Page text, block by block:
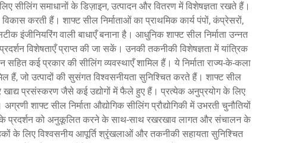
सीलिंग समाधानों के डिज़ाइन, उत्पादन और वितरण में विशेषज्ञता रखते हैं।
करती हैं। शाफ्ट सील निर्माताओं का प्राथमिक कार्य पंपों, कंप्रेसरों,
इंजीनियरिंग वाली बाधाएँ बनाना है। आधुनिक शाफ्ट सील निर्माता उन्नत
विशेषताएँ प्राप्त की जा सकें। उनकी तकनीकी विशेषज्ञता में यांत्रिक
कई प्रकार की सीलिंग व्यवस्थाएँ शामिल हैं। ये निर्माता राज्य-के-कला
हैं, जो उत्पादों की सुसंगत विश्वसनीयता सुनिश्चित करते हैं। शाफ्ट सील
खाद्य प्रसंस्करण जैसे कई उद्योगों में फैले हुए हैं। प्रत्येक अनुप्रयोग के लिए
शाफ्ट सील निर्माता औद्योगिक सीलिंग प्रौद्योगिकी में उभरती चुनौतियों
के प्रदर्शन को अनुकूलित करने के साथ-साथ रखरखाव लागत और संचालन के
के लिए विश्वसनीय आपूर्ति श्रृंखलाओं और तकनीकी सहायता सुनिश्चित